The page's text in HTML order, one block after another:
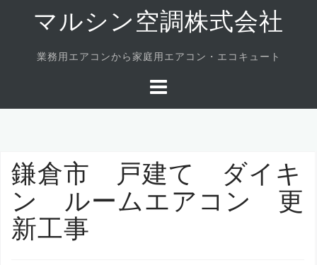
マルシン空調株式会社
業務用エアコンから家庭用エアコン・エコキュート
鎌倉市 戸建て ダイキ
ン ルームエアコン 更
新工事